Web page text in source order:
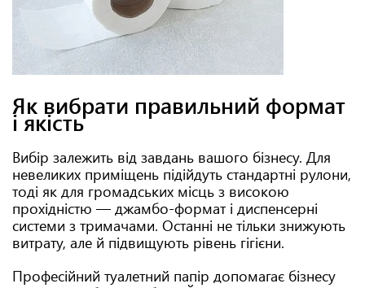
Як вибрати правильний формат
і якість
Вибір залежить від завдань вашого бізнесу. Для
невеликих приміщень підійдуть стандартні рулони,
тоді як для громадських місць з високою
прохідністю — джамбо-формат і диспенсерні
системи з тримачами. Останні не тільки знижують
витрату, але й підвищують рівень гігієни.
Професійний туалетний папір допомагає бізнесу